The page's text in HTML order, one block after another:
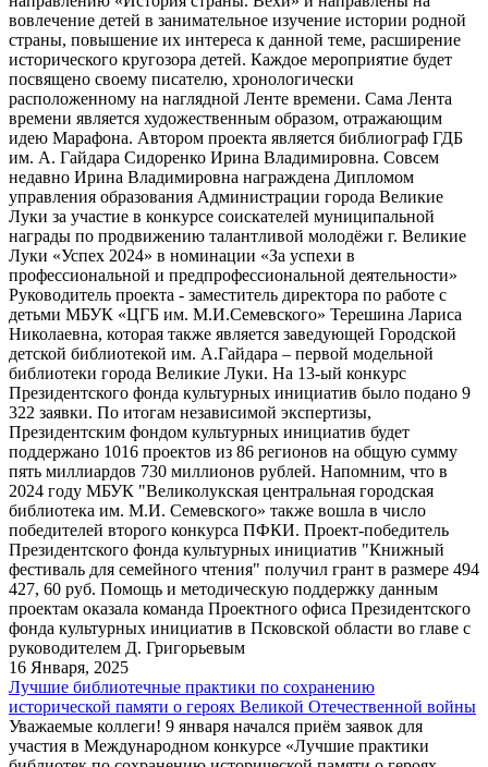
вовлечение детей в занимательное изучение истории родной
страны, повышение их интереса к данной теме, расширение
исторического кругозора детей. Каждое мероприятие будет
посвящено своему писателю, хронологически
расположенному на наглядной Ленте времени. Сама Лента
времени является художественным образом, отражающим
идею Марафона. Автором проекта является библиограф ГДБ
им. А. Гайдара Сидоренко Ирина Владимировна. Совсем
недавно Ирина Владимировна награждена Дипломом
управления образования Администрации города Великие
Луки за участие в конкурсе соискателей муниципальной
награды по продвижению талантливой молодёжи г. Великие
Луки «Успех 2024» в номинации «За успехи в
профессиональной и предпрофессиональной деятельности»
Руководитель проекта - заместитель директора по работе с
детьми МБУК «ЦГБ им. М.И.Семевского» Терешина Лариса
Николаевна, которая также является заведующей Городской
детской библиотекой им. А.Гайдара – первой модельной
библиотеки города Великие Луки. На 13-ый конкурс
Президентского фонда культурных инициатив было подано 9
322 заявки. По итогам независимой экспертизы,
Президентским фондом культурных инициатив будет
поддержано 1016 проектов из 86 регионов на общую сумму
пять миллиардов 730 миллионов рублей. Напомним, что в
2024 году МБУК "Великолукская центральная городская
библиотека им. М.И. Семевского» также вошла в число
победителей второго конкурса ПФКИ. Проект-победитель
Президентского фонда культурных инициатив "Книжный
фестиваль для семейного чтения" получил грант в размере 494
427, 60 руб. Помощь и методическую поддержку данным
проектам оказала команда Проектного офиса Президентского
фонда культурных инициатив в Псковской области во главе с
руководителем Д. Григорьевым
16 Января, 2025
Лучшие библиотечные практики по сохранению
исторической памяти о героях Великой Отечественной войны
Уважаемые коллеги! 9 января начался приём заявок для
участия в Международном конкурсе «Лучшие практики